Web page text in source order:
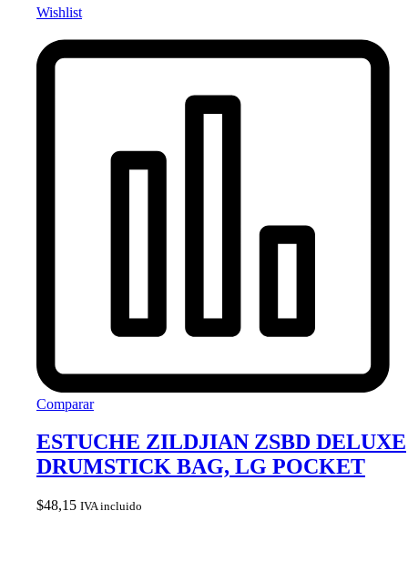
Wishlist
Comparar
ESTUCHE ZILDJIAN ZSBD DELUXE
DRUMSTICK BAG, LG POCKET
$48,15 IVA incluido